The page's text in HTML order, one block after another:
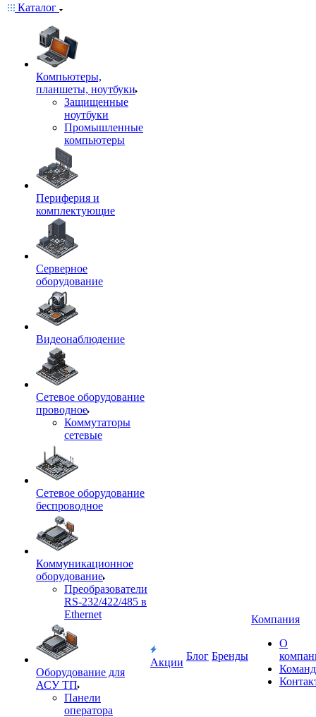
Каталог
Компьютеры,
планшеты, ноутбуки
Защищенные
ноутбуки
Промышленные
компьютеры
Периферия и
комплектующие
Серверное
оборудование
Видеонаблюдение
Сетевое оборудование
проводное
Коммутаторы
сетевые
Сетевое оборудование
беспроводное
Коммуникационное
оборудование
Преобразователи
RS-232/422/485 в
Ethernet
Оборудование для
АСУ ТП
Панели
оператора
Акции
Блог Бренды
Компания
О